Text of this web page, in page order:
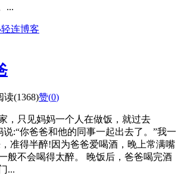
...
读(1368)赞(0)
，只见妈妈一个人在做饭，就过去
说:“你爸爸和他的同事一起出去了。”我一
准得半醉!因为爸爸爱喝酒，晚上常满嘴
般不会喝得太醉。 晚饭后，爸爸喝完酒
...